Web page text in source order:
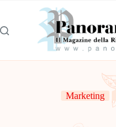
Marketing